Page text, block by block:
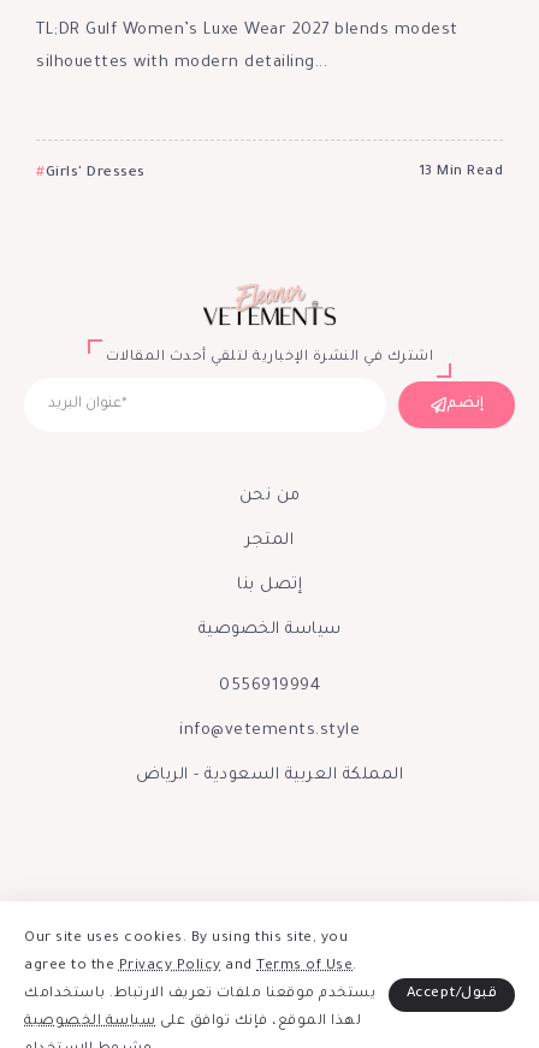
TL;DR Gulf Women’s Luxe Wear 2027 blends modest
silhouettes with modern detailing...
Girls' Dresses 13 Min Read
اشترك في النشرة الإخبارية لتلقي أحدث المقالات
إنضم
من نحن
المتجر
إتصل بنا
سياسة الخصوصية
0556919994
info@vetements.style
المملكة العربية السعودية - الرياض
صنع بحب بواسطة فيتمينتس الينور 2026
إبقوا على تواصل :
Our site uses cookies. By using this site, you
agree to thePrivacy Policy and Terms of Use.
يستخدم موقعنا ملفات تعريف الارتباط. باستخدامك
لهذا الموقع، فإنك توافق على سياسة الخصوصية
Accept/قبول